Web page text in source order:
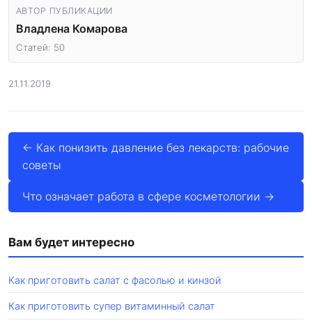
АВТОР ПУБЛИКАЦИИ
Владлена Комарова
Статей: 50
21.11.2019
← Как понизить давление без лекарств: рабочие
советы
Что означает работа в сфере косметологии →
Вам будет интересно
Как приготовить салат с фасолью и кинзой
Как приготовить супер витаминный салат